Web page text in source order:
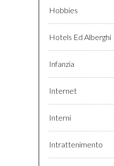
Hobbies
Hotels Ed Alberghi
Infanzia
Internet
Interni
Intrattenimento